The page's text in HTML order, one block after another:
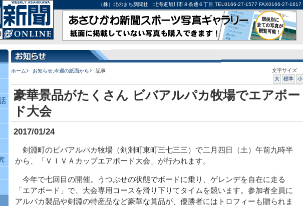
（株）北のまち新聞社 北海道旭川市８条通６丁目 TEL0166-27-1577 FAX0166-27-1617
ホーム お知らせ 今週の紙面から 記事
文字サイズ
大
標準 小
豪華景品がたくさん ビバアルパカ牧場でエアボー
ド大会
2017/01/24
剣淵町のビバアルパカ牧場（剣淵町東町三七三三）で二月四日（土）午前九時半
から、「ＶＩＶＡカップエアボード大会」が行われます。
今年で七回目の開催。うつぶせの状態でボードに乗り、ゲレンデを自在に走る
「エアボード」で、大会専用コースを滑り下りてタイムを競います。参加者全員に
アルパカ製品や剣淵の特産品など豪華な賞品が、優勝者にはトロフィーも贈られま